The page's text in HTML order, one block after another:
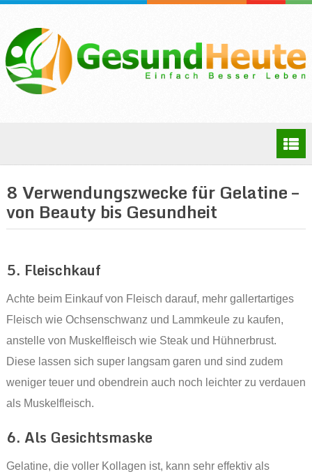
8 Verwendungszwecke für Gelatine –
von Beauty bis Gesundheit
5. Fleischkauf
Achte beim Einkauf von Fleisch darauf, mehr gallertartiges
Fleisch wie Ochsenschwanz und Lammkeule zu kaufen,
anstelle von Muskelfleisch wie Steak und Hühnerbrust.
Diese lassen sich super langsam garen und sind zudem
weniger teuer und obendrein auch noch leichter zu verdauen
als Muskelfleisch.
6. Als Gesichtsmaske
Gelatine, die voller Kollagen ist, kann sehr effektiv als